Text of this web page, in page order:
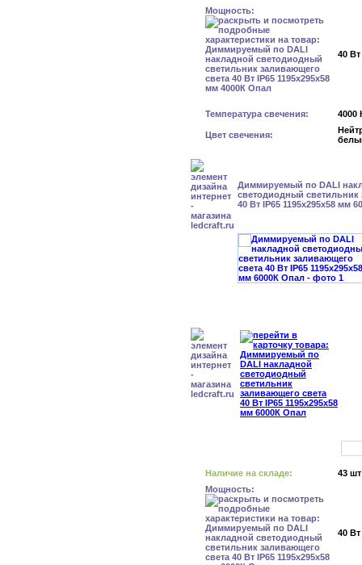
Мощность:
40 Вт
Температура свечения: 4000
Цвет свечения:
Диммируемый по DALI
светодиодный светильник
40 Вт IP65 1195x295x58 мм
Наличие на складе:
43 шт
Мощность:
40 Вт